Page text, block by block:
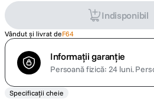
Indisponibil
Vândut și livrat deF64
Informații garanție
Persoană fizică: 24 luni.
Specificații cheie